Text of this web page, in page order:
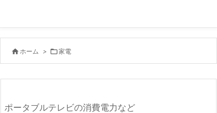
 ホーム > 家電
ポータブルテレビの消費電力など